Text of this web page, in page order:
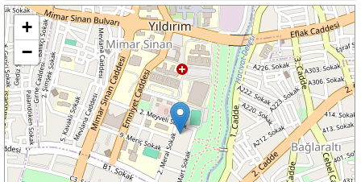
+
−